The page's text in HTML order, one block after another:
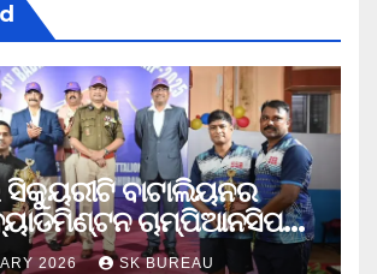
ସିକ୍ୟୁରୀଟି ବାଟାଲିୟନର
ଚାମ୍ପିଆନସିପ
2026 SK BUREAU